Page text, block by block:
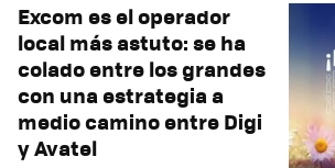
Excom es el operador
local más astuto: se ha
colado entre los grandes
con una estrategia a
medio camino entre Digi
y Avatel